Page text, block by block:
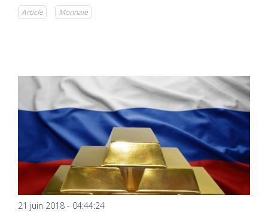
Article Monnaie
21 juin 2018 - 04:44:24